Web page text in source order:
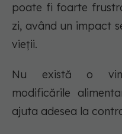
poate fi foarte
zi, având un impact
vieții.
Nu există o
modificările
ajuta adesea la